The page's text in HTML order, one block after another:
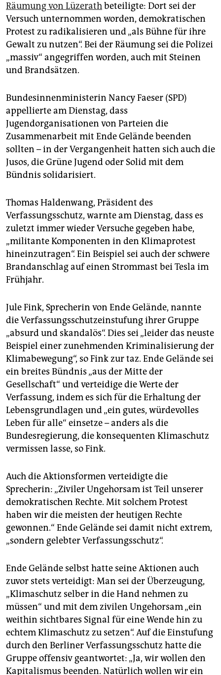
Räumung von Lüzerathbeteiligte: Dort sei der
Versuch unternommen worden, demokratischen
Protest zu radikalisieren und „als Bühne für ihre
Gewalt zu nutzen“. Bei der Räumung sei die Polizei
„massiv“ angegriffen worden, auch mit Steinen
und Brandsätzen.
Bundesinnenministerin Nancy Faeser (SPD)
appellierte am Dienstag, dass
Jugendorganisationen von Parteien die
Zusammenarbeit mit Ende Gelände beenden
sollten – in der Vergangenheit hatten sich auch die
Jusos, die Grüne Jugend oder Solid mit dem
Bündnis solidarisiert.
Thomas Haldenwang, Präsident des
Verfassungsschutz, warnte am Dienstag, dass es
zuletzt immer wieder Versuche gegeben habe,
„militante Komponenten in den Klimaprotest
hineinzutragen“. Ein Beispiel sei auch der schwere
Brandanschlag auf einen Strommast bei Tesla im
Frühjahr.
Jule Fink, Sprecherin von Ende Gelände, nannte
die Verfassungsschutzeinstufung ihrer Gruppe
„absurd und skandalös“. Dies sei „leider das neuste
Beispiel einer zunehmenden Kriminalisierung der
Klimabewegung“, so Fink zur taz. Ende Gelände sei
ein breites Bündnis „aus der Mitte der
Gesellschaft“ und verteidige die Werte der
Verfassung, indem es sich für die Erhaltung der
Lebensgrundlagen und „ein gutes, würdevolles
Leben für alle“ einsetze – anders als die
Bundesregierung, die konsequenten Klimaschutz
vermissen lasse, so Fink.
Auch die Aktionsformen verteidigte die
Sprecherin: „Ziviler Ungehorsam ist Teil unserer
demokratischen Rechte. Mit solchem Protest
haben wir die meisten der heutigen Rechte
gewonnen.“ Ende Gelände sei damit nicht extrem,
„sondern gelebter Verfassungsschutz“.
Ende Gelände selbst hatte seine Aktionen auch
zuvor stets verteidigt: Man sei der Überzeugung,
„Klimaschutz selber in die Hand nehmen zu
müssen“ und mit dem zivilen Ungehorsam „ein
weithin sichtbares Signal für eine Wende hin zu
echtem Klimaschutz zu setzen“. Auf die Einstufung
durch den Berliner Verfassungsschutz hatte die
Gruppe offensiv geantwortet: „Ja, wir wollen den
Kapitalismus beenden. Natürlich wollen wir ein